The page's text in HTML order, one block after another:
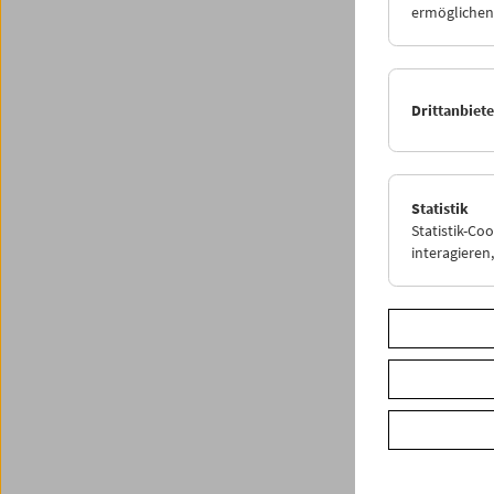
neue,
Share on
Statistik
Statistik-